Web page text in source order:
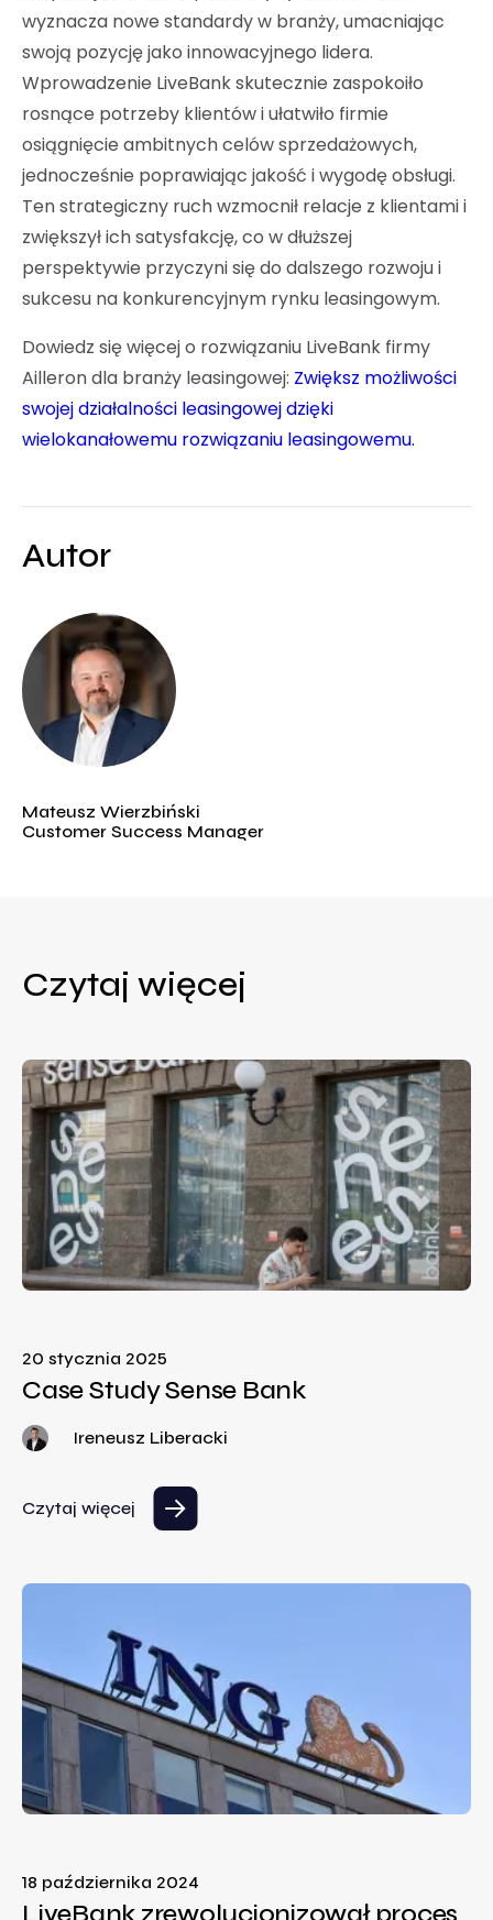
wyznacza nowe standardy w branży, umacniając
swoją pozycję jako innowacyjnego lidera.
Wprowadzenie LiveBank skutecznie zaspokoiło
rosnące potrzeby klientów i ułatwiło firmie
osiągnięcie ambitnych celów sprzedażowych,
jednocześnie poprawiając jakość i wygodę obsługi.
Ten strategiczny ruch wzmocnił relacje z klientami i
zwiększył ich satysfakcję, co w dłuższej
perspektywie przyczyni się do dalszego rozwoju i
sukcesu na konkurencyjnym rynku leasingowym.
Dowiedz się więcej o rozwiązaniu LiveBank firmy
Ailleron dla branży leasingowej: Zwiększ możliwości
swojej działalności leasingowej dzięki
wielokanałowemu rozwiązaniu leasingowemu.
Autor
Mateusz Wierzbiński
Customer Success Manager
Czytaj więcej
20 stycznia 2025
Case Study Sense Bank
Ireneusz Liberacki
Czytaj więcej
18 października 2024